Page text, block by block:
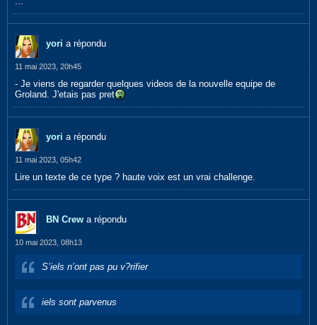
yori a répondu
11 mai 2023, 20h45
- Je viens de regarder quelques videos de la nouvelle equipe de
Groland. J'etais pas pret
yori a répondu
11 mai 2023, 05h42
Lire un texte de ce type ? haute voix est un vrai challenge.
BN Crew a répondu
10 mai 2023, 08h13
S’iels n’ont pas pu v?rifier
iels sont parvenus